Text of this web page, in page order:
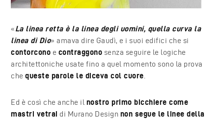
«La linea retta è la linea degli uomini, quella curva la
linea di Dio» amava dire Gaudì, e i suoi edifici che si
contorcono e contraggono senza seguire le logiche
architettoniche usate fino a quel momento sono la prova
chequeste parole le diceva col cuore
Ed è così che anche il nostro primo bicchiere come
mastri vetrai di Murano Design non segue le linee della